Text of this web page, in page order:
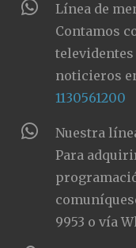
Línea de
Contamos
noticieros
1130561200
Nuestra
Para
9953 o vía